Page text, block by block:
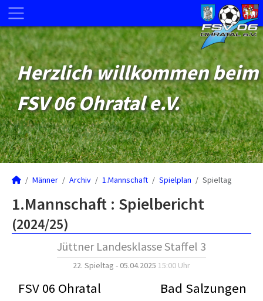
Herzlich willkommen beim
FSV 06 Ohratal e.V.
Männer Archiv 1.Mannschaft Spielplan Spieltag
1.Mannschaft : Spielbericht
(2024/25)
Jüttner Landesklasse Staffel 3
22. Spieltag - 05.04.2025 15:00 Uhr
FSV 06 Ohratal Bad Salzungen